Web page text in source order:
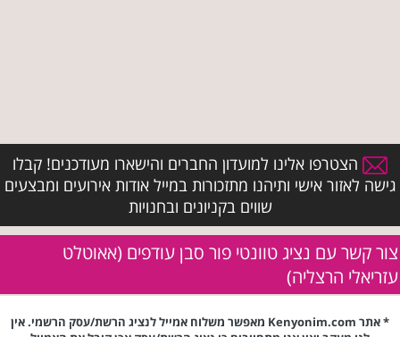
הצטרפו אלינו למועדון החברים והישארו מעודכנים! קבלו
גישה לאזור אישי ותיהנו מתזכורות במייל אודות אירועים ומבצעים
שווים בקניונים ובחנויות
צור קשר עם נציג טוונטי פור סבן עודפים (אאוטלט
עזריאלי הרצליה)
* אתר Kenyonim.com מאפשר משלוח אמייל לנציג הרשת/עסק הרשמי. אין